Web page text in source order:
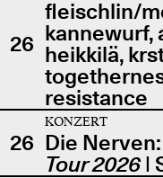
26
fleischlin/
kannewurf,
heikkilä,
resistance
26
KONZERT
Die Nerven:
Tour 2026|